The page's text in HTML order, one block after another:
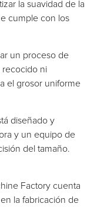
la suavidad de la
cumple con los
un proceso de
recocido ni
el grosor uniforme
diseñado y
y un equipo de
del tamaño.
Factory cuenta
la fabricación de